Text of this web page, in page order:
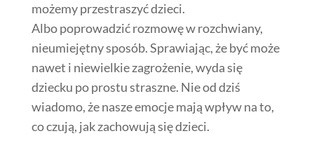
możemy przestraszyć dzieci.
Albo poprowadzić rozmowę w rozchwiany,
nieumiejętny sposób. Sprawiając, że być może
nawet i niewielkie zagrożenie, wyda się
dziecku po prostu straszne. Nie od dziś
wiadomo, że nasze emocje mają wpływ na to,
co czują, jak zachowują się dzieci.